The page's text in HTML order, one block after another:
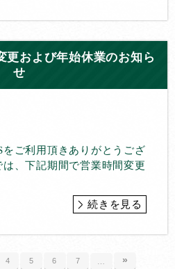
更および年始休業のお知ら
せ
をご利用頂きありがとうござ
は、下記期間で営業時間変更
続きを見る
4 5 6 7 »